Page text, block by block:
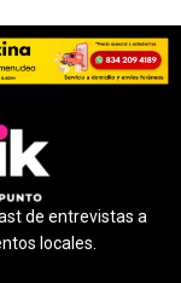
de entrevistas a
locales.